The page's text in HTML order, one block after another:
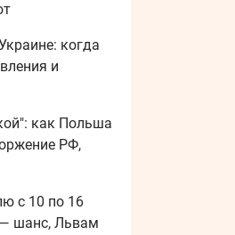
когда
и
как Польша
РФ,
с 10 по 16
шанс, Львам